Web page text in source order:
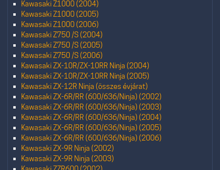
Kawasaki Z1000 (2004)
Kawasaki Z1000 (2005)
Kawasaki Z1000 (2006)
Kawasaki Z750 /S (2004)
Kawasaki Z750 /S (2005)
Kawasaki Z750 /S (2006)
Kawasaki ZX-10R/ZX-10RR Ninja (2004)
Kawasaki ZX-10R/ZX-10RR Ninja (2005)
Kawasaki ZX-12R Ninja (összes évjárat)
Kawasaki ZX-6R/RR (600/636/Ninja) (2002)
Kawasaki ZX-6R/RR (600/636/Ninja) (2003)
Kawasaki ZX-6R/RR (600/636/Ninja) (2004)
Kawasaki ZX-6R/RR (600/636/Ninja) (2005)
Kawasaki ZX-6R/RR (600/636/Ninja) (2006)
Kawasaki ZX-9R Ninja (2002)
Kawasaki ZX-9R Ninja (2003)